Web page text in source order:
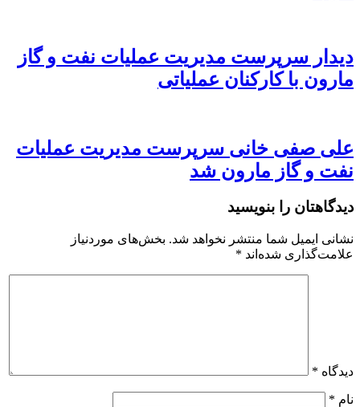
دیدار سرپرست مدیریت عملیات نفت و گاز
مارون با کارکنان عملیاتی
علی صفی خانی سرپرست مدیریت عملیات
نفت و گاز مارون شد
دیدگاهتان را بنویسید
نشانی ایمیل شما منتشر نخواهد شد. بخش‌های موردنیاز
علامت‌گذاری شده‌اند *
دیدگاه *
نام *